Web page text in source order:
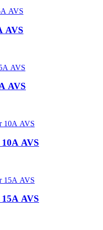
AVS
AVS
10А AVS
15А AVS